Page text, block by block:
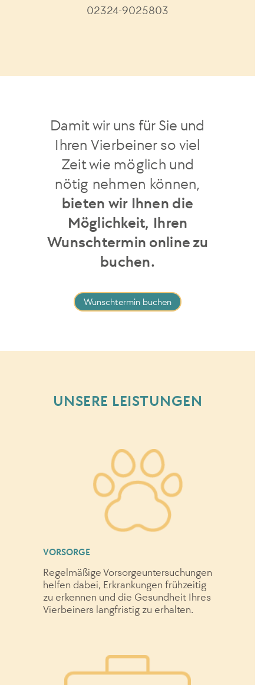
02324-9025803
Damit wir uns für Sie und
Ihren Vierbeiner so viel
Zeit wie möglich und
nötig nehmen können,
bieten wir Ihnen die
Möglichkeit, Ihren
Wunschtermin online zu
buchen.
Wunschtermin buchen
UNSERE LEISTUNGEN
VORSORGE
Regelmäßige Vorsorgeuntersuchungen
helfen dabei, Erkrankungen frühzeitig
zu erkennen und die Gesundheit Ihres
Vierbeiners langfristig zu erhalten.